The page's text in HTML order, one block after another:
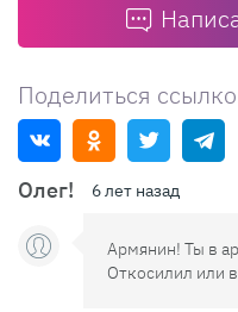
Поделиться
Олег! 6 лет назад
Армянин! Ты в
Откосилил или